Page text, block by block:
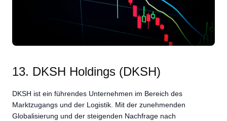
13. DKSH Holdings (DKSH)
DKSH ist ein führendes Unternehmen im Bereich des
Marktzugangs und der Logistik. Mit der zunehmenden
Globalisierung und der steigenden Nachfrage nach